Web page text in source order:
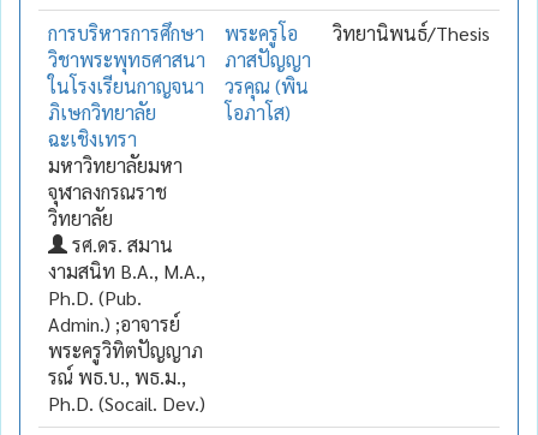
การบริหารการศึกษา
วิชาพระพุทธศาสนา
ในโรงเรียนกาญจนา
ภิเษกวิทยาลัย
ฉะเชิงเทรา
มหาวิทยาลัยมหา
จุฬาลงกรณราช
วิทยาลัย
รศ.ดร. สมาน
งามสนิท B.A., M.A.,
Ph.D. (Pub.
Admin.) ;อาจารย์
พระครูวิทิตปัญญาภ
รณ์ พธ.บ., พธ.ม.,
Ph.D. (Socail. Dev.)
พระครูโอ
ภาสปัญญา
วรคุณ (พิน
โอภาโส)
วิทยานิพนธ์/Thesis